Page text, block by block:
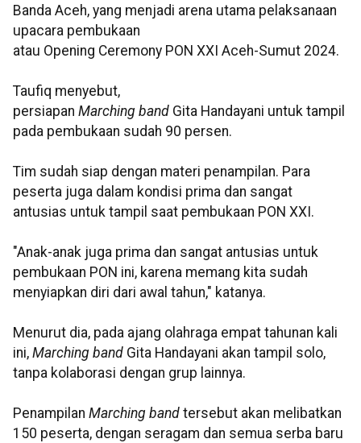
Banda Aceh, yang menjadi arena utama pelaksanaan
upacara pembukaan
atau Opening Ceremony PON XXI Aceh-Sumut 2024.
Taufiq menyebut,
persiapan Marching band Gita Handayani untuk tampil
pada pembukaan sudah 90 persen.
Tim sudah siap dengan materi penampilan. Para
peserta juga dalam kondisi prima dan sangat
antusias untuk tampil saat pembukaan PON XXI.
"Anak-anak juga prima dan sangat antusias untuk
pembukaan PON ini, karena memang kita sudah
menyiapkan diri dari awal tahun," katanya.
Menurut dia, pada ajang olahraga empat tahunan kali
ini, Marching band Gita Handayani akan tampil solo,
tanpa kolaborasi dengan grup lainnya.
Penampilan Marching band tersebut akan melibatkan
150 peserta, dengan seragam dan semua serba baru